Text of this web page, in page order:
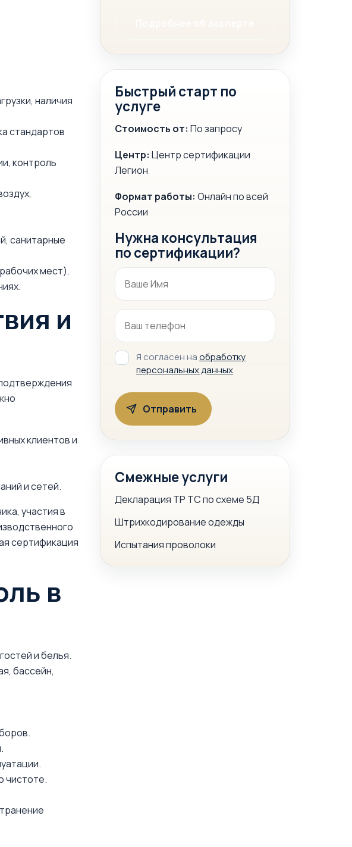
наличия
стандартов
контроль
санитарные
мест).
и
клиентов и
и сетей.
участия в
сертификация
в
и белья.
бассейн,
чистоте.
Быстрый старт по
услуге
Стоимость от: По запросу
Центр: Центр сертификации
Легион
Формат работы: Онлайн по всей
России
Нужна консультация
по сертификации?
Я согласен наобработку
персональных данных
Смежные услуги
Декларация ТР ТС по схеме 5Д
Штрихкодирование одежды
Испытания проволоки